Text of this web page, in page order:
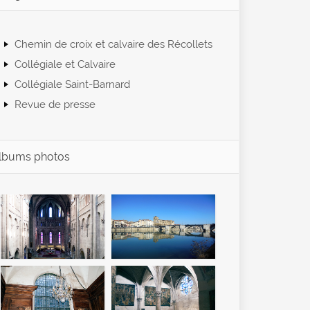
Chemin de croix et calvaire des Récollets
Collégiale et Calvaire
Collégiale Saint-Barnard
Revue de presse
photos